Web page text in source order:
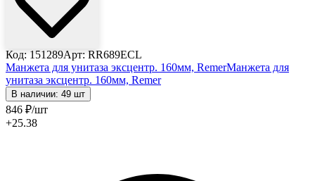
Код: 151289Арт: RR689ECL
Манжета для унитаза эксцентр. 160мм, RemerМанжета для
унитаза эксцентр. 160мм, Remer
В наличии: 49 шт
846 ₽/шт
+25.38